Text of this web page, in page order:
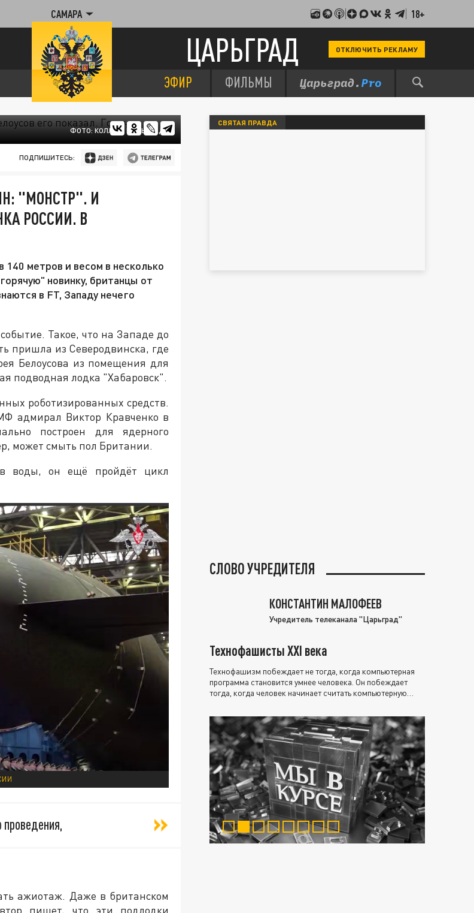
САМАРА 18+
ЦАРЬГРАД ОТКЛЮЧИТЬ РЕКЛАМУ
ЭФИР ФИЛЬМЫ
ФОТО: КОЛЛАЖ ЦАРЬГРАДА
ПОДПИШИТЕСЬ:
"МОНСТР". И
РОССИИ. В
метров и весом в несколько
новинку, британцы от
в FT, Западу нечего
Такое, что на Западе до
пришла из Северодвинска, где
Белоусова из помещения для
подводная лодка "Хабаровск".
роботизированных средств.
адмирал Виктор Кравченко в
построен для ядерного
может смыть пол Британии.
воды, он ещё пройдёт цикл
ажиотаж. Даже в британском
пишет, что эти подлодки
СВЯТАЯ ПРАВДА
СЛОВО УЧРЕДИТЕЛЯ
КОНСТАНТИН МАЛОФЕЕВ
Учредитель телеканала "Царьград"
Технофашисты XXI века
Технофашизм побеждает не тогда, когда компьютерная
программа становится умнее человека. Он побеждает
тогда, когда человек начинает считать компьютерную